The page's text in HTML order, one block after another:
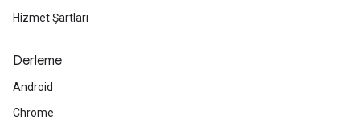
Hizmet Şartları
Derleme
Android
Chrome